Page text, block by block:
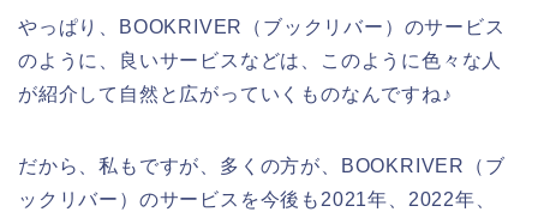
やっぱり、BOOKRIVER（ブックリバー）のサービス
のように、良いサービスなどは、このように色々な人
が紹介して自然と広がっていくものなんですね♪
だから、私もですが、多くの方が、BOOKRIVER（ブ
ックリバー）のサービスを今後も2021年、2022年、